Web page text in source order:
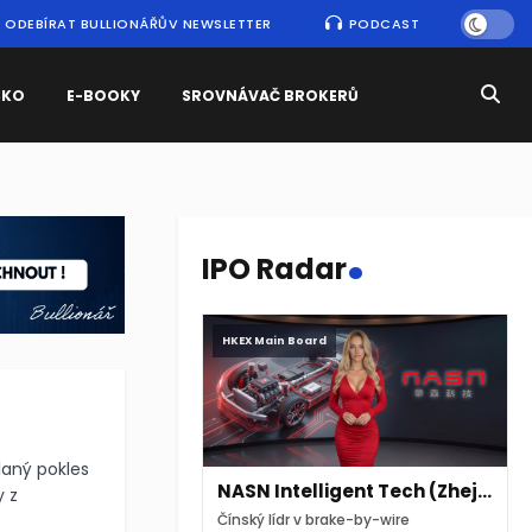
ODEBÍRAT BULLIONÁŘŮV NEWSLETTER PODCAST
E-BOOKY SROVNÁVAČ BROKERŮ
pokles
z
IPO Radar.
HKEX Main Board
NASN Intelligent Tech (Zhejiang)
Čínský lídr v brake-by-wire